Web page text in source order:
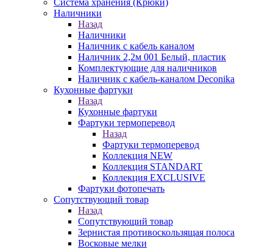
Система хранения (Крюки)
Наличники
Назад
Наличники
Наличник с кабель каналом
Наличник 2,2м 001 Белый, пластик
Комплектующие для наличников
Наличник с кабель-каналом Deconika
Кухонные фартуки
Назад
Кухонные фартуки
Фартуки термоперевод
Назад
Фартуки термоперевод
Коллекция NEW
Коллекция STANDART
Коллекция EXCLUSIVE
Фартуки фотопечать
Сопутствующий товар
Назад
Сопутствующий товар
Зернистая противоскользящая полоса
Восковые мелки